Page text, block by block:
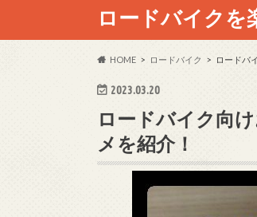
ロードバイクを
HOME ロードバイク ロードバ
2023.03.20
ロードバイク向
メを紹介！